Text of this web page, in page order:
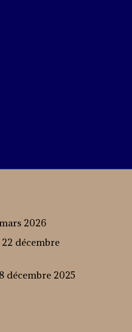
2026
22 décembre
décembre 2025